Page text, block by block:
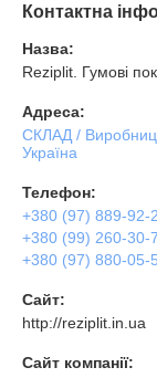
Контактна
Назва:
Reziplit. Гумові
Адреса:
СКЛАД /
Україна
Телефон:
+380 (97) 889-92-
+380 (99) 260-30-
+380 (97) 880-05-
Сайт:
http://reziplit.in.ua
Сайт компанії: